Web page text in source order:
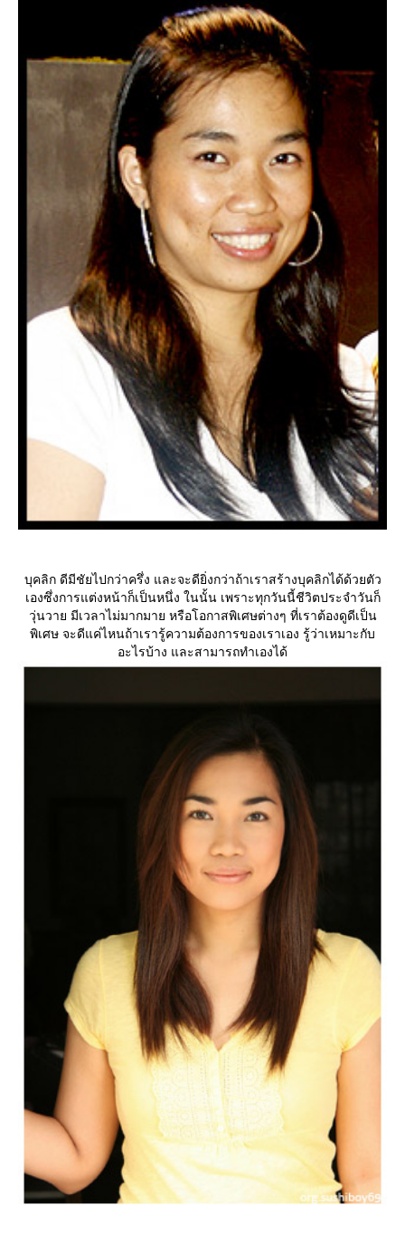
บุคลิก ดีมีชัยไปกว่าครึ่ง และจะดียิ่งกว่าถ้าเราสร้างบุคลิกได้ด้วยตัว
เองซึ่งการแต่งหน้าก็เป็นหนึ่ง ในนั้น เพราะทุกวันนี้ชีวิตประจำวันก็
วุ่นวาย มีเวลาไม่มากมาย หรือโอกาสพิเศษต่างๆ ที่เราต้องดูดีเป็น
พิเศษ จะดีแค่ไหนถ้าเรารู้ความต้องการของเราเอง รู้ว่าเหมาะกับ
อะไรบ้าง และสามารถทำเองได้